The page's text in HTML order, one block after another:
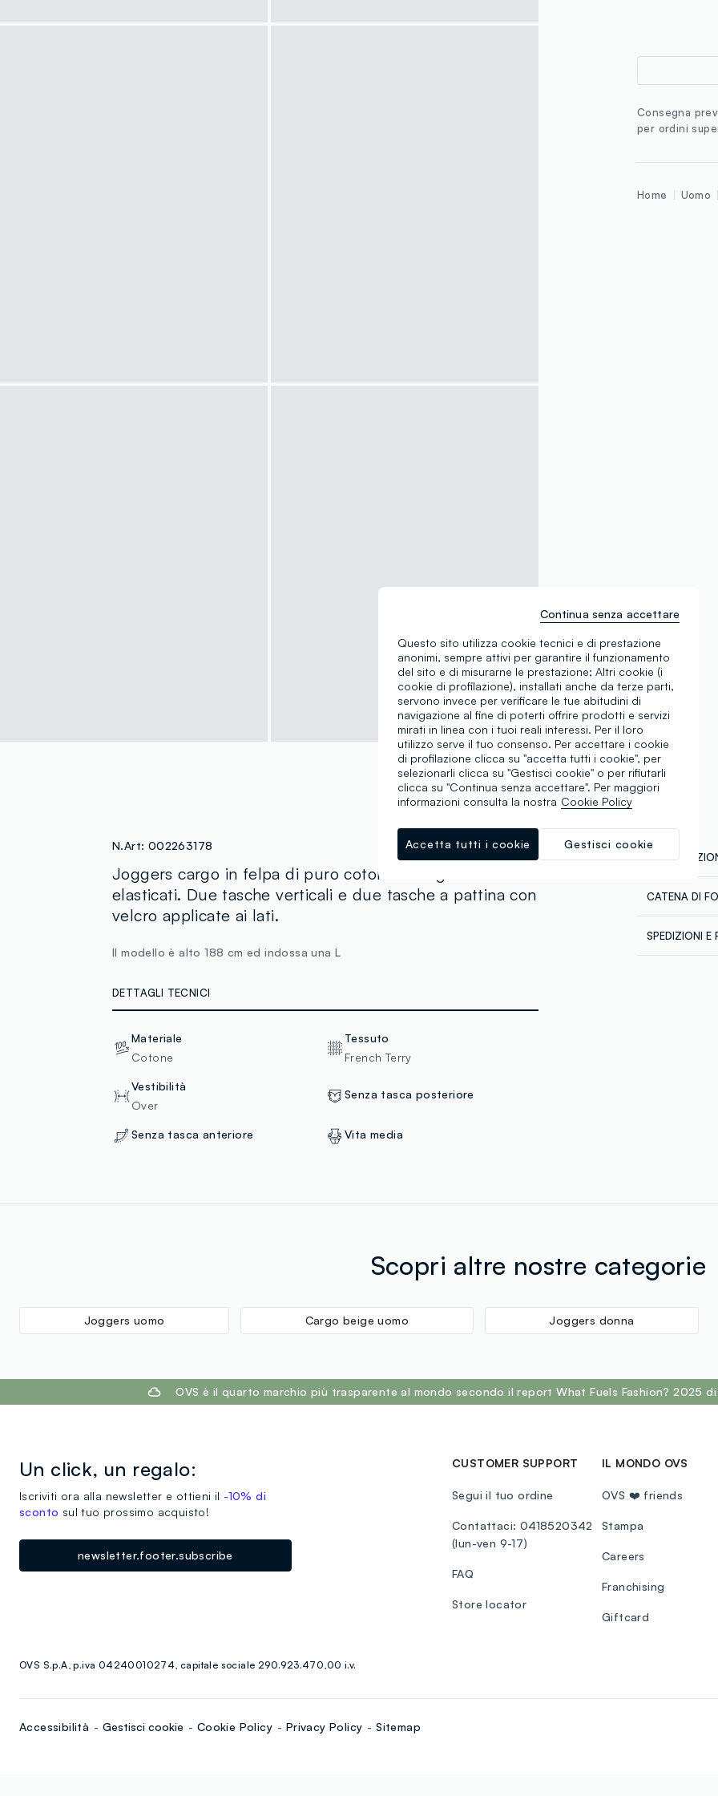
Consegna
per ordini
Home Uomo
N.Art: 002263178
Joggers cargo in felpa di puro cotone B.Angel. Profili
elasticati. Due tasche verticali e due tasche a pattina con
velcro applicate ai lati.
Il modello è alto 188 cm ed indossa una L
DETTAGLI TECNICI
Materiale
Cotone
Tessuto
French Terry
Vestibilità
Over
Senza tasca posteriore
Senza tasca anteriore Vita media
CATENA DI
LIBERTY
SPEDIZIONI E
Scopri altre nostre categorie
Joggers uomo Cargo beige uomo Joggers donna
OVS è il quarto marchio più trasparente al mondo secondo il report What Fuels Fashion? 2025 di
Un click, un regalo:
Iscriviti ora alla newsletter e ottieni il -10% di
sconto sul tuo prossimo acquisto!
newsletter.footer.subscribe
CUSTOMER SUPPORT
Segui il tuo ordine
Contattaci: 0418520342
(lun-ven 9-17)
FAQ
Store locator
IL MONDO OVS
OVS ❤️ friends
Stampa
Careers
Franchising
Giftcard
OVS S.p.A, p.iva 04240010274, capitale sociale 290.923.470,00 i.v.
Accessibilità Gestisci cookie Cookie Policy Privacy Policy Sitemap
Questo sito utilizza cookie tecnici e di prestazione
anonimi, sempre attivi per garantire il funzionamento
del sito e di misurarne le prestazione; Altri cookie (i
cookie di profilazione), installati anche da terze parti,
servono invece per verificare le tue abitudini di
navigazione al fine di poterti offrire prodotti e servizi
mirati in linea con i tuoi reali interessi. Per il loro
utilizzo serve il tuo consenso. Per accettare i cookie
di profilazione clicca su "accetta tutti i cookie", per
selezionarli clicca su "Gestisci cookie" o per rifiutarli
clicca su "Continua senza accettare". Per maggiori
informazioni consulta la nostra Cookie Policy
Gestisci cookie
Accetta tutti i cookie
Continua senza accettare